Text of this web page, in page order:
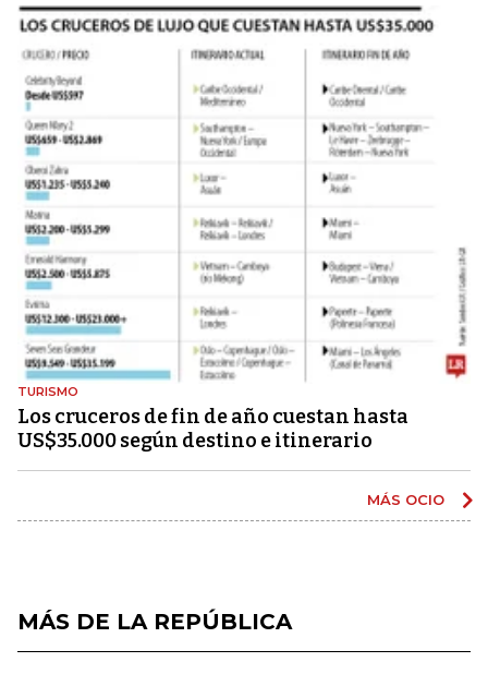
TURISMO
Los cruceros de fin de año cuestan hasta
US$35.000 según destino e itinerario
MÁS OCIO
MÁS DE LA REPÚBLICA